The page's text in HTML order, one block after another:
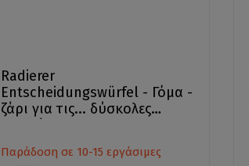
Radierer
Entscheidungswürfel - Γόμα -
ζάρι για τις... δύσκολες
Παράδοση σε 10-15 εργάσιμες